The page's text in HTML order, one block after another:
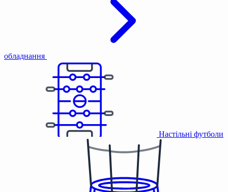
обладнання
Настільні футболи